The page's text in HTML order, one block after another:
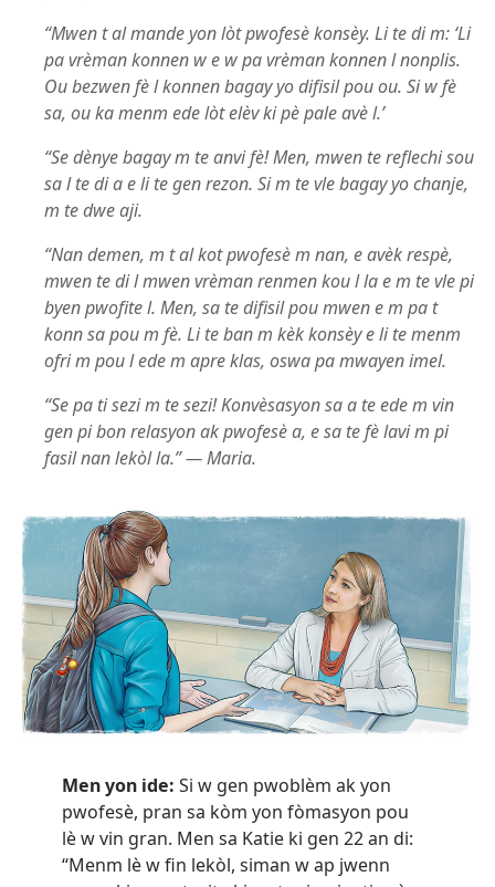
“Mwen t al mande yon lòt pwofesè konsèy. Li te di m: ‘Li
pa vrèman konnen w e w pa vrèman konnen l nonplis.
Ou bezwen fè l konnen bagay yo difisil pou ou. Si w fè
sa, ou ka menm ede lòt elèv ki pè pale avè l.’
“Se dènye bagay m te anvi fè! Men, mwen te reflechi sou
sa l te di a e li te gen rezon. Si m te vle bagay yo chanje,
m te dwe aji.
“Nan demen, m t al kot pwofesè m nan, e avèk respè,
mwen te di l mwen vrèman renmen kou l la e m te vle pi
byen pwofite l. Men, sa te difisil pou mwen e m pa t
konn sa pou m fè. Li te ban m kèk konsèy e li te menm
ofri m pou l ede m apre klas, oswa pa mwayen imel.
“Se pa ti sezi m te sezi! Konvèsasyon sa a te ede m vin
gen pi bon relasyon ak pwofesè a, e sa te fè lavi m pi
fasil nan lekòl la.” — Maria.
Men yon ide: Si w gen pwoblèm ak yon
pwofesè, pran sa kòm yon fòmasyon pou
lè w vin gran. Men sa Katie ki gen 22 an di:
“Menm lè w fin lekòl, siman w ap jwenn